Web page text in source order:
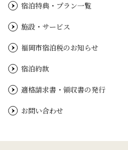
宿泊特典・プラン一覧
施設・サービス
福岡市宿泊税のお知らせ
宿泊約款
適格請求書・領収書の発行
お問い合わせ